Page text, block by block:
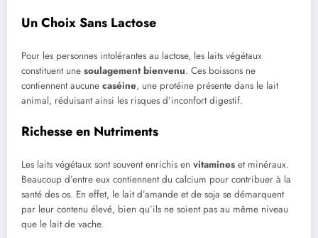
Un Choix Sans Lactose
Pour les personnes intolérantes au lactose, les laits végétaux
constituent une soulagement bienvenu. Ces boissons ne
contiennent aucune caséine, une protéine présente dans le lait
animal, réduisant ainsi les risques d’inconfort digestif.
Richesse en Nutriments
Les laits végétaux sont souvent enrichis en vitamines et minéraux.
Beaucoup d’entre eux contiennent du calcium pour contribuer à la
santé des os. En effet, le lait d’amande et de soja se démarquent
par leur contenu élevé, bien qu’ils ne soient pas au même niveau
que le lait de vache.